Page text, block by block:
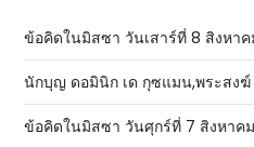
ข้อคิดในมิสซา วันเสาร์ที่ 8 สิงหา
นักบุญ ดอมินิก เด กุซแมน,พระสงฆ์
ข้อคิดในมิสซา วันศุกร์ที่ 7 สิงหาค